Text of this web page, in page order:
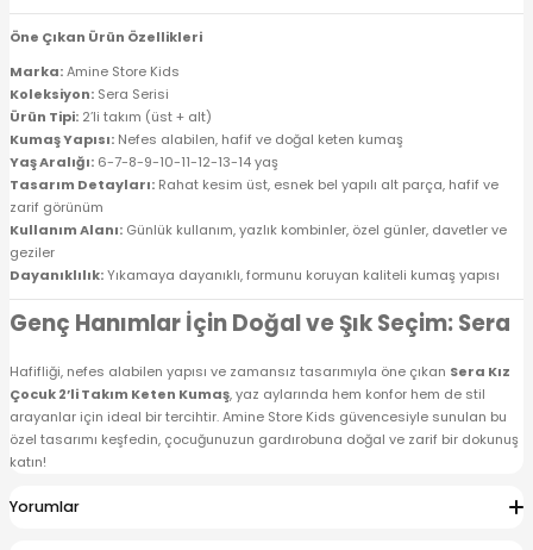
Öne Çıkan Ürün Özellikleri
Marka:Amine Store Kids
Koleksiyon: Sera Serisi
Ürün Tipi: 2’li takım (üst + alt)
Kumaş Yapısı: Nefes alabilen, hafif ve doğal keten kumaş
Yaş Aralığı: 6-7-8-9-10-11-12-13-14 yaş
Tasarım Detayları: Rahat kesim üst, esnek bel yapılı alt parça, hafif ve
zarif görünüm
Kullanım Alanı: Günlük kullanım, yazlık kombinler, özel günler, davetler ve
geziler
Dayanıklılık:Yıkamaya dayanıklı, formunu koruyan kaliteli kumaş yapısı
Genç Hanımlar İçin Doğal ve Şık Seçim: Sera
Hafifliği, nefes alabilen yapısı ve zamansız tasarımıyla öne çıkan Sera Kız
Çocuk 2’li Takım Keten Kumaş, yaz aylarında hem konfor hem de stil
arayanlar için ideal bir tercihtir. Amine Store Kids güvencesiyle sunulan bu
özel tasarımı keşfedin, çocuğunuzun gardırobuna doğal ve zarif bir dokunuş
katın!
Yorumlar